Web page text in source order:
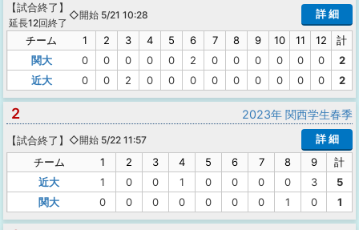
【試合終了 】
延長12回終了
◇開始 5/21 10:28 詳 細
チーム 1 2 3 4 5 6 7 8 9 10 11 12
計
関大
0 0 0 0 0 2 0 0 0 0 0 0
2
近大
0 0 2 0 0 0 0 0 0 0 0 0 2
2 2023年 関西学生春季
【試合終了 】 ◇開始 5/22 11:57
詳 細
チーム
1 2 3 4 5 6 7 8 9
計
近大
1 0 0 1 0 0 0 0 3
5
関大
0 0 0 0 0 0 0 1 0 1